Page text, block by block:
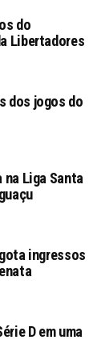
do
Libertadores
dos jogos do
Liga Santa
ingressos
D em uma